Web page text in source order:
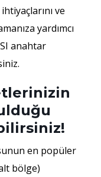
ve
yardımcı
anahtar
en popüler
bölge)